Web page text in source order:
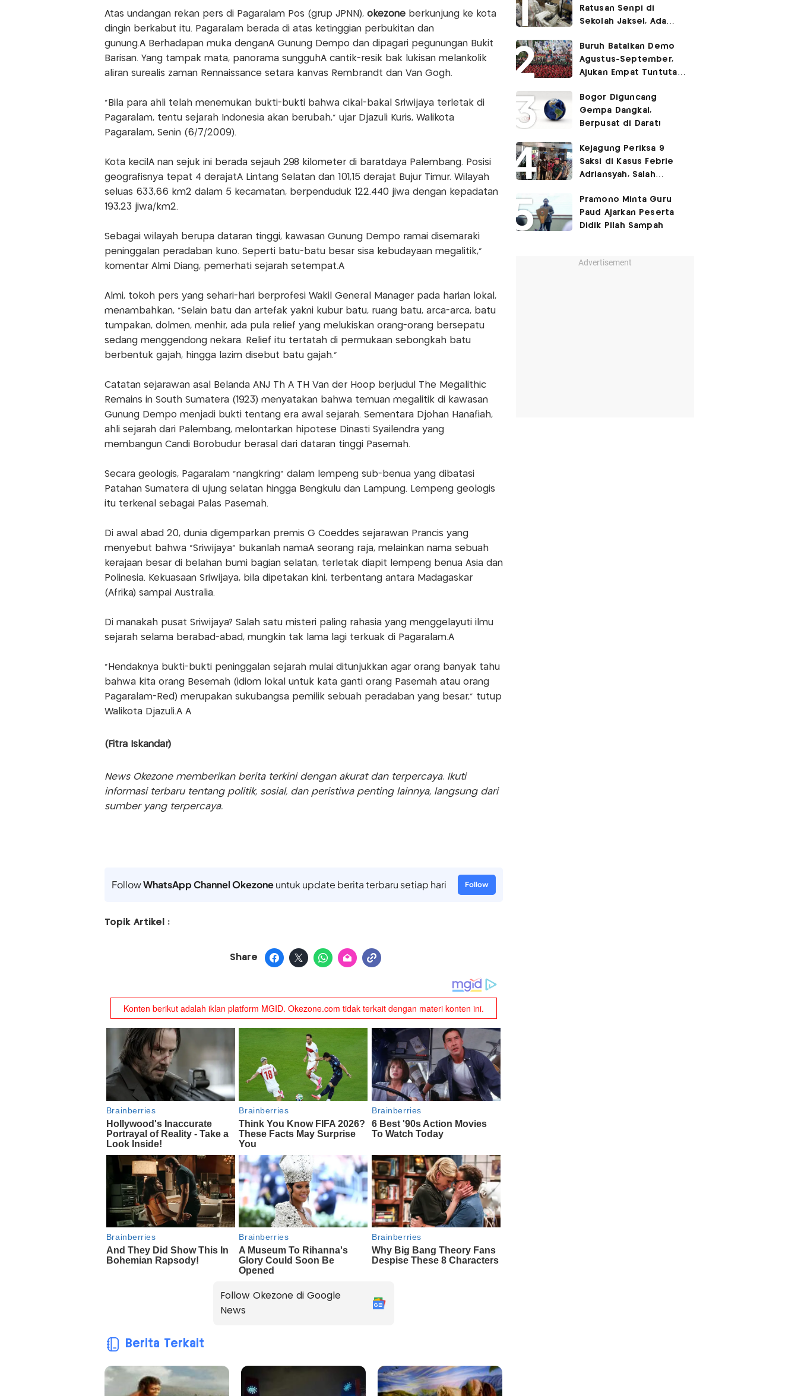
Atas undangan rekan pers di Pagaralam Pos (grup JPNN), okezone berkunjung ke kota
dingin berkabut itu. Pagaralam berada di atas ketinggian perbukitan dan
gunung.Â Berhadapan muka denganÂ Gunung Dempo dan dipagari pegunungan Bukit
Barisan. Yang tampak mata, panorama sungguhÂ cantik-resik bak lukisan melankolik
aliran surealis zaman Rennaissance setara kanvas Rembrandt dan Van Gogh.
"Bila para ahli telah menemukan bukti-bukti bahwa cikal-bakal Sriwijaya terletak di
Pagaralam, tentu sejarah Indonesia akan berubah," ujar Djazuli Kuris, Walikota
Pagaralam, Senin (6/7/2009).
Kota kecilÂ nan sejuk ini berada sejauh 298 kilometer di baratdaya Palembang. Posisi
geografisnya tepat 4 derajatÂ Lintang Selatan dan 101,15 derajat Bujur Timur. Wilayah
seluas 633,66 km2 dalam 5 kecamatan, berpenduduk 122.440 jiwa dengan kepadatan
193,23 jiwa/km2.
Sebagai wilayah berupa dataran tinggi, kawasan Gunung Dempo ramai disemaraki
peninggalan peradaban kuno. Seperti batu-batu besar sisa kebudayaan megalitik,"
komentar Almi Diang, pemerhati sejarah setempat.Â
Almi, tokoh pers yang sehari-hari berprofesi Wakil General Manager pada harian lokal,
menambahkan, "Selain batu dan artefak yakni kubur batu, ruang batu, arca-arca, batu
tumpakan, dolmen, menhir, ada pula relief yang melukiskan orang-orang bersepatu
sedang menggendong nekara. Relief itu tertatah di permukaan sebongkah batu
berbentuk gajah, hingga lazim disebut batu gajah."
Catatan sejarawan asal Belanda ANJ Th A TH Van der Hoop berjudul The Megalithic
Remains in South Sumatera (1923) menyatakan bahwa temuan megalitik di kawasan
Gunung Dempo menjadi bukti tentang era awal sejarah. Sementara Djohan Hanafiah,
ahli sejarah dari Palembang, melontarkan hipotese Dinasti Syailendra yang
membangun Candi Borobudur berasal dari dataran tinggi Pasemah.
Secara geologis, Pagaralam "nangkring" dalam lempeng sub-benua yang dibatasi
Patahan Sumatera di ujung selatan hingga Bengkulu dan Lampung. Lempeng geologis
itu terkenal sebagai Palas Pasemah.
Di awal abad 20, dunia digemparkan premis G Coeddes sejarawan Prancis yang
menyebut bahwa "Sriwijaya" bukanlah namaÂ seorang raja, melainkan nama sebuah
kerajaan besar di belahan bumi bagian selatan, terletak diapit lempeng benua Asia dan
Polinesia. Kekuasaan Sriwijaya, bila dipetakan kini, terbentang antara Madagaskar
(Afrika) sampai Australia.
Di manakah pusat Sriwijaya? Salah satu misteri paling rahasia yang menggelayuti ilmu
sejarah selama berabad-abad, mungkin tak lama lagi terkuak di Pagaralam.Â
"Hendaknya bukti-bukti peninggalan sejarah mulai ditunjukkan agar orang banyak tahu
bahwa kita orang Besemah (idiom lokal untuk kata ganti orang Pasemah atau orang
Pagaralam-Red) merupakan sukubangsa pemilik sebuah peradaban yang besar," tutup
Walikota Djazuli.Â Â
(Fitra Iskandar)
News Okezone memberikan berita terkini dengan akurat dan terpercaya. Ikuti
informasi terbaru tentang politik, sosial, dan peristiwa penting lainnya, langsung dari
sumber yang terpercaya.
FollowWhatsApp Channel Okezoneuntuk update berita terbaru setiap hari Follow
Topik Artikel :
Share
Follow Okezone di Google
News
Berita Terkait
Ratusan Senpi di
Sekolah Jaksel, Ada
Ruang Bunker
Buruh Batalkan Demo
Agustus-September,
Ajukan Empat Tuntutan
Bogor Diguncang
Gempa Dangkal,
Berpusat di Darat!
Kejagung Periksa 9
Saksi di Kasus Febrie
Adriansyah, Salah
Pramono Minta Guru
Paud Ajarkan Peserta
Didik Pilah Sampah
Advertisement